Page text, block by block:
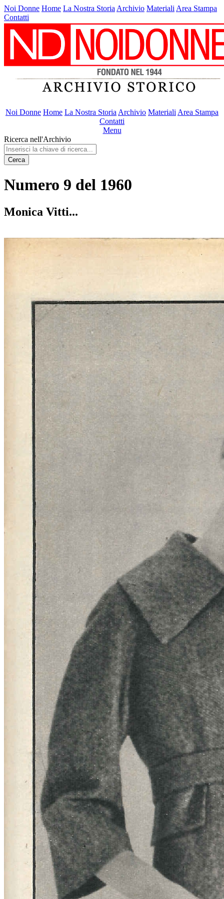
Noi Donne Home La Nostra Storia Archivio Materiali Area Stampa
Contatti
Noi Donne Home La Nostra Storia Archivio Materiali Area Stampa
Contatti
Menu
Ricerca nell'Archivio
Cerca
Numero 9 del 1960
Monica Vitti...